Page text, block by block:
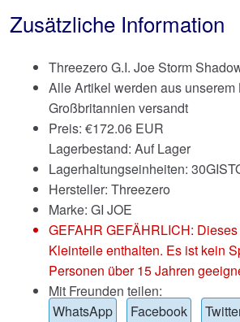
Zusätzliche Information
Threezero G.I. Joe Storm
Alle Artikel werden aus unserem
Großbritannien versandt
Preis: €172.06 EUR
Lagerbestand: Auf Lager
Lagerhaltungseinheiten:
Hersteller: Threezero
Marke: GI JOE
GEFAHR GEFÄHRLICH:
Kleinteile enthalten. Es ist kein
Personen über 15 Jahren
Mit Freunden teilen:
WhatsApp
Facebook